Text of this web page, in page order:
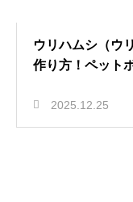
ウリハムシ（ウ
作り方！ペット
2025.12.25